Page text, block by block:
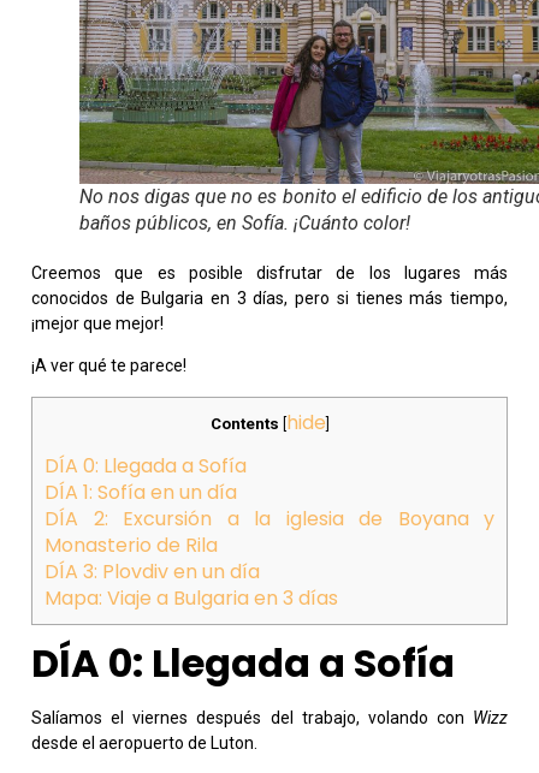
No nos digas que no es bonito el edificio de los
baños públicos, en Sofía. ¡Cuánto color!
Creemos que es posible disfrutar de los lugares más
conocidos de Bulgaria en 3 días, pero si tienes más tiempo,
¡mejor que mejor!
¡A ver qué te parece!
Contents hide
DÍA 0: Llegada a Sofía
DÍA 1: Sofía en un día
DÍA 2: Excursión a la iglesia de Boyana y
Monasterio de Rila
DÍA 3: Plovdiv en un día
Mapa: Viaje a Bulgaria en 3 días
DÍA 0: Llegada a Sofía
Salíamos el viernes después del trabajo, volando con Wizz
desde el aeropuerto de Luton.